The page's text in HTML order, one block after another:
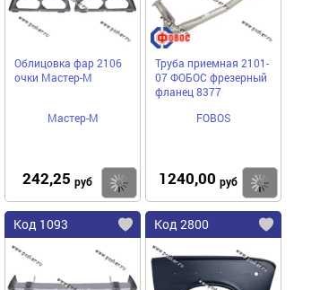
Облицовка фар 2106
очки Мастер-М
Мастер-М
242,25 руб Купить
Труба приемная 2101-
07 ФОБОС фрезерный
фланец 8377
FOBOS
1240,00 руб
Код 1093 Код 2800